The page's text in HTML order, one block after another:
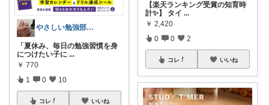
やさしい勉強部屋|セルフネイルROOM
「夏休み、毎日の勉強習慣を身
につけたい子に ...
￥ 770
1 0 10
コレ いいね
【楽天ランキング受賞の知育時
計✨】 タイ ...
￥ 2,420
0 0 2
コレ いいね